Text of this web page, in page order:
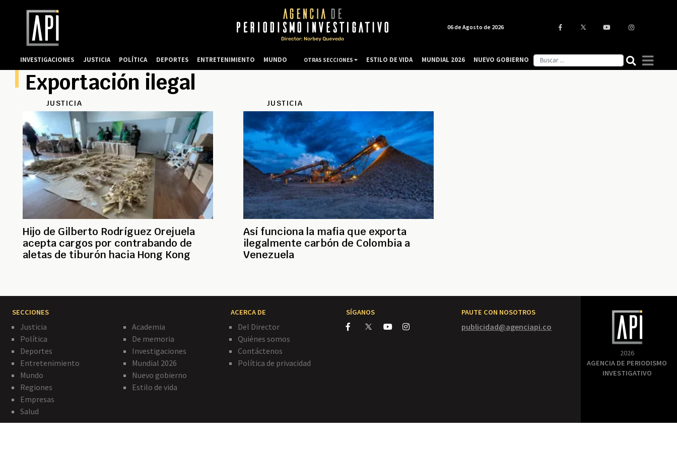
Exportación ilegal
JUSTICIA
Hijo de Gilberto Rodríguez Orejuela
acepta cargos por contrabando de
aletas de tiburón hacia Hong Kong
JUSTICIA
Así funciona la mafia que exporta
ilegalmente carbón de Colombia a
Venezuela
SECCIONES
Justicia
Política
Deportes
Entretenimiento
Mundo
Regiones
Empresas
Salud
Academia
De memoria
Investigaciones
Mundial 2026
Nuevo gobierno
Estilo de vida
ACERCA DE
Del Director
Quiénes somos
Contáctenos
Política de privacidad
SÍGANOS PAUTE CON NOSOTROS
publicidad@agenciapi.co
2026
AGENCIA DE PERIODISMO
INVESTIGATIVO
06 de Agosto de 2026
INVESTIGACIONES JUSTICIA POLÍTICA DEPORTES ENTRETENIMIENTO MUNDO OTRAS SECCIONES ESTILO DE VIDA MUNDIAL 2026 NUEVO GOBIERNO